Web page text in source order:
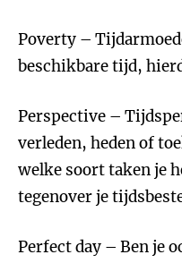
Poverty –
beschikbare tijd,
Perspective –
verleden, heden of
welke soort taken je
tegenover je
Perfect day – Ben je